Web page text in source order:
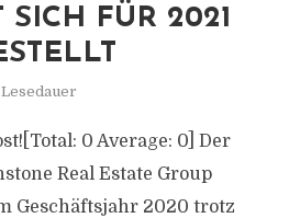
SICH FÜR 2021
0 Average: 0] Der
Real Estate Group
Geschäftsjahr 2020 trotz